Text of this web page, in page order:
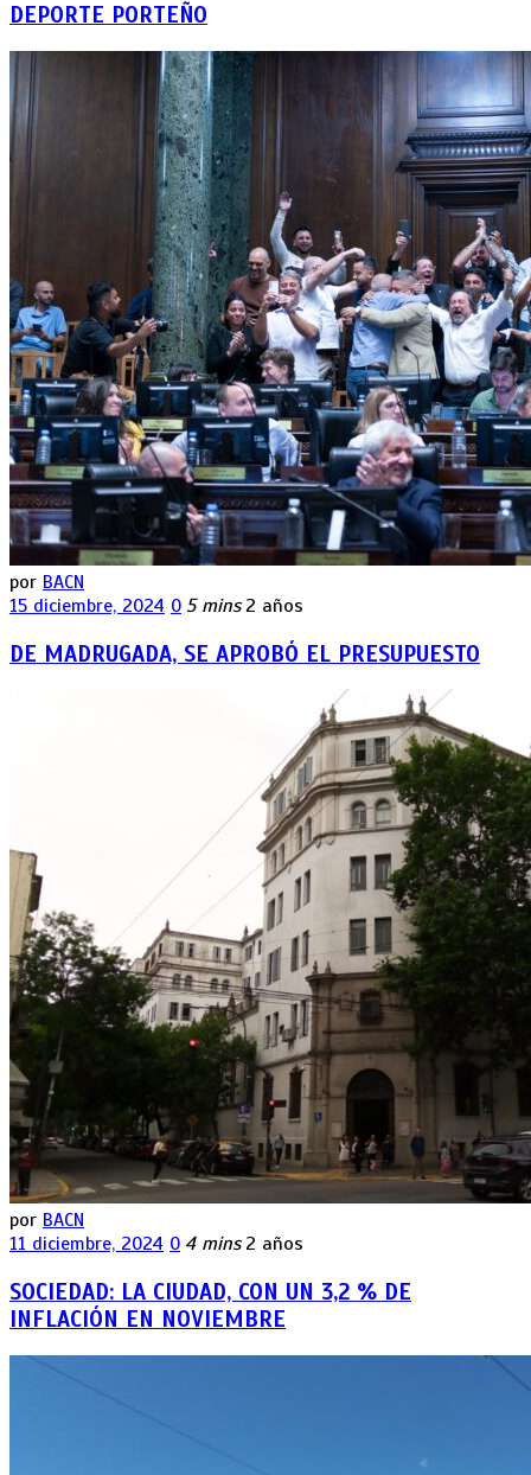
DEPORTE PORTEÑO
por BACN
15 diciembre, 2024 0 5 mins 2 años
DE MADRUGADA, SE APROBÓ EL PRESUPUESTO
por BACN
11 diciembre, 2024 0 4 mins 2 años
SOCIEDAD: LA CIUDAD, CON UN 3,2 % DE
INFLACIÓN EN NOVIEMBRE